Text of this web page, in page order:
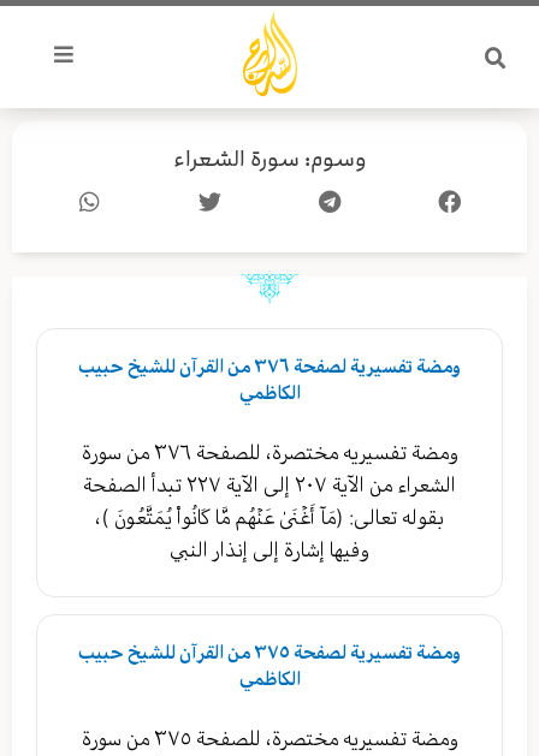
تخطي
المحتوى
وسوم: سورة الشعراء
ومضة تفسيرية لصفحة ٣٧٦ من القرآن للشيخ حبيب
الكاظمي
ومضة تفسيريه مختصرة، للصفحة ٣٧٦ من سورة
الشعراء من الآية ٢٠٧ إلى الآية ٢٢٧ تبدأ الصفحة
بقوله تعالى: (مَآ أَغۡنَىٰ عَنۡهُم مَّا كَانُواْ يُمَتَّعُونَ )،
وفيها إشارة إلى إنذار النبي
ومضة تفسيرية لصفحة ٣٧٥ من القرآن للشيخ حبيب
الكاظمي
ومضة تفسيريه مختصرة، للصفحة ٣٧٥ من سورة